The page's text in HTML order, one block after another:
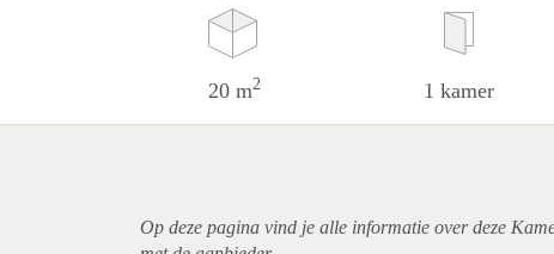
20 m2 1 kamer
Op deze pagina vind je alle informatie over deze